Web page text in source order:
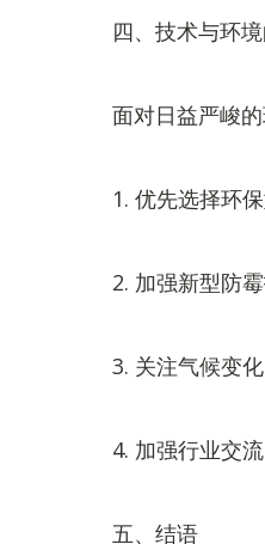
四、技术与环
面对日益严峻
1. 优先选择环
2. 加强新型防
3. 关注气候变
4. 加强行业交
五、结语